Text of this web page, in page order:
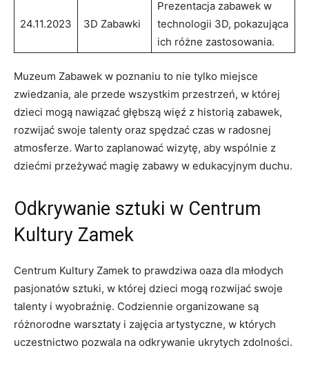
24.11.2023 3D Zabawki
Prezentacja zabawek w
technologii 3D,⁤ pokazująca
ich różne zastosowania.
Muzeum Zabawek w poznaniu ⁤to nie tylko⁤ miejsce
zwiedzania, ale przede wszystkim ⁣przestrzeń, w której
dzieci mogą nawiązać głębszą więź z‌ historią ‍zabawek,
rozwijać‍ swoje talenty oraz spędzać​ czas w radosnej
atmosferze. Warto zaplanować‌ wizytę,⁢ aby wspólnie z
dziećmi​ przeżywać ‍magię zabawy w⁣ edukacyjnym duchu.
Odkrywanie sztuki w Centrum
Kultury Zamek
Centrum⁤ Kultury Zamek to prawdziwa oaza dla młodych
pasjonatów sztuki, w której dzieci mogą rozwijać swoje
talenty i wyobraźnię. Codziennie organizowane są
różnorodne ‌warsztaty i zajęcia artystyczne, w których
uczestnictwo pozwala na odkrywanie ukrytych zdolności.